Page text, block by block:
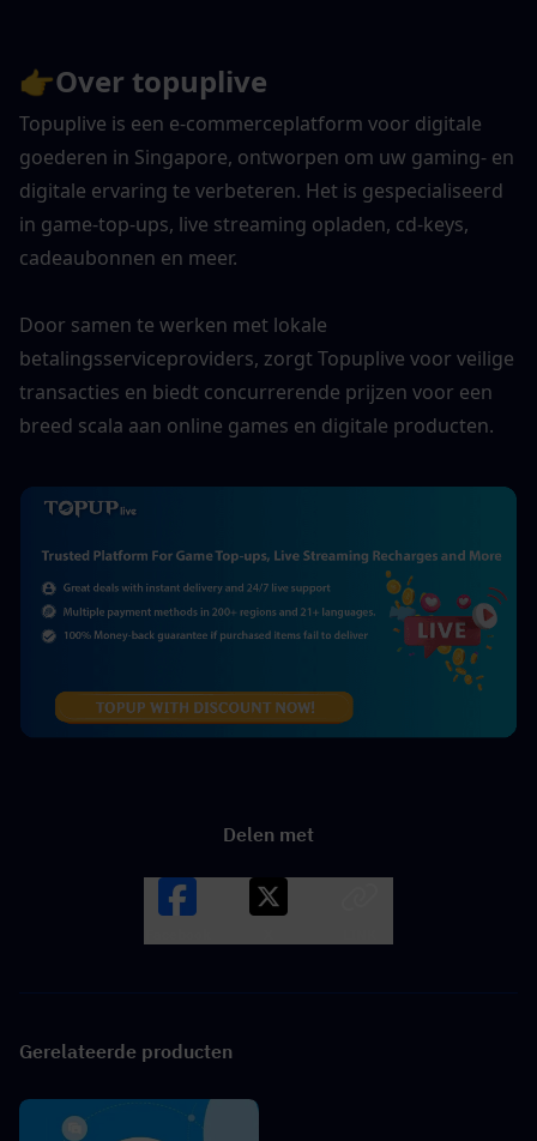
👉Over topuplive
Topuplive is een e-commerceplatform voor digitale
goederen in Singapore, ontworpen om uw gaming- en
digitale ervaring te verbeteren. Het is gespecialiseerd
in game-top-ups, live streaming opladen, cd-keys,
cadeaubonnen en meer.
Door samen te werken met lokale
betalingsserviceproviders, zorgt Topuplive voor veilige
transacties en biedt concurrerende prijzen voor een
breed scala aan online games en digitale producten.
Delen met
Gerelateerde producten